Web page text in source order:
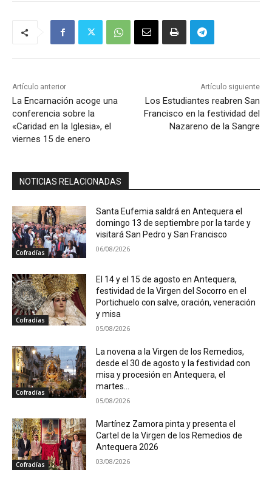
Artículo anterior
La Encarnación acoge una
conferencia sobre la
«Caridad en la Iglesia», el
viernes 15 de enero
Artículo siguiente
Los Estudiantes reabren San
Francisco en la festividad del
Nazareno de la Sangre
NOTICIAS RELACIONADAS
Cofradías
Santa Eufemia saldrá en Antequera el
domingo 13 de septiembre por la tarde y
visitará San Pedro y San Francisco
06/08/2026
Cofradías
El 14 y el 15 de agosto en Antequera,
festividad de la Virgen del Socorro en el
Portichuelo con salve, oración, veneración
y misa
05/08/2026
Cofradías
La novena a la Virgen de los Remedios,
desde el 30 de agosto y la festividad con
misa y procesión en Antequera, el
martes...
05/08/2026
Cofradías
Martínez Zamora pinta y presenta el
Cartel de la Virgen de los Remedios de
Antequera 2026
03/08/2026